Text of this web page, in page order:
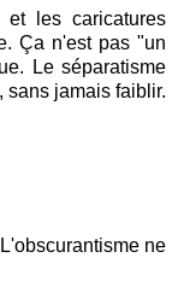
les caricatures
Ça n'est pas "un
Le séparatisme
sans jamais faiblir.
ne